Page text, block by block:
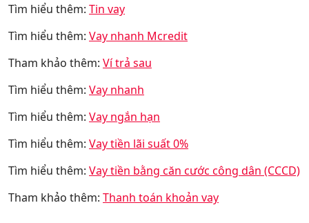
Tìm hiểu thêm: Tin vay
Tìm hiểu thêm: Vay nhanh Mcredit
Tham khảo thêm: Ví trả sau
Tìm hiểu thêm: Vay nhanh
Tìm hiểu thêm: Vay ngắn hạn
Tìm hiểu thêm: Vay tiền lãi suất 0%
Tìm hiểu thêm: Vay tiền bằng căn cước công dân (CCCD)
Tham khảo thêm: Thanh toán khoản vay